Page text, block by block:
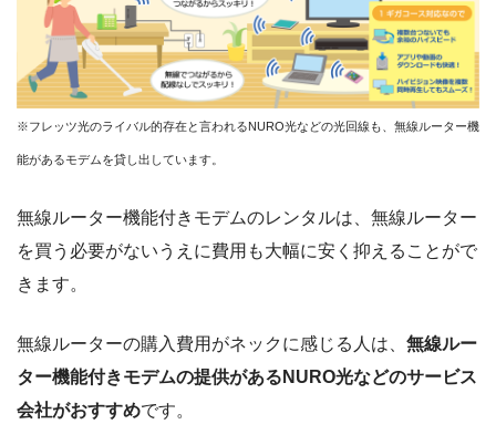
※フレッツ光のライバル的存在と言われるNURO光などの光回線も、無線ルーター機
能があるモデムを貸し出しています。
無線ルーター機能付きモデムのレンタルは、無線ルーター
を買う必要がないうえに費用も大幅に安く抑えることがで
きます。
無線ルーターの購入費用がネックに感じる人は、 無線ルー
ター機能付きモデムの提供があるNURO光などのサービス
会社がおすすめです。